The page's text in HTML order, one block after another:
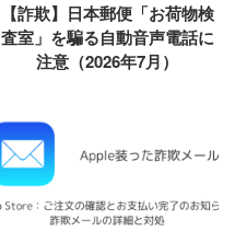
【詐欺】日本郵便「お荷物検
査室」を騙る自動音声電話に
注意（2026年7月）